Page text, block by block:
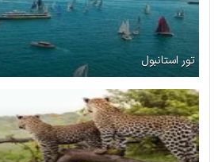
تور استانبول